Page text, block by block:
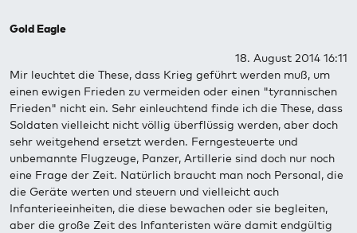
Gold Eagle
18. August 2014 16:11
Mir leuchtet die These, dass Krieg geführt werden muß, um
einen ewigen Frieden zu vermeiden oder einen "tyrannischen
Frieden" nicht ein. Sehr einleuchtend finde ich die These, dass
Soldaten vielleicht nicht völlig überflüssig werden, aber doch
sehr weitgehend ersetzt werden. Ferngesteuerte und
unbemannte Flugzeuge, Panzer, Artillerie sind doch nur noch
eine Frage der Zeit. Natürlich braucht man noch Personal, die
die Geräte werten und steuern und vielleicht auch
Infanterieeinheiten, die diese bewachen oder sie begleiten,
aber die große Zeit des Infanteristen wäre damit endgültig